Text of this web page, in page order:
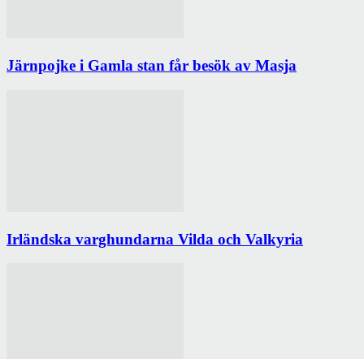
Järnpojke i Gamla stan får besök av Masja
Irländska varghundarna Vilda och Valkyria